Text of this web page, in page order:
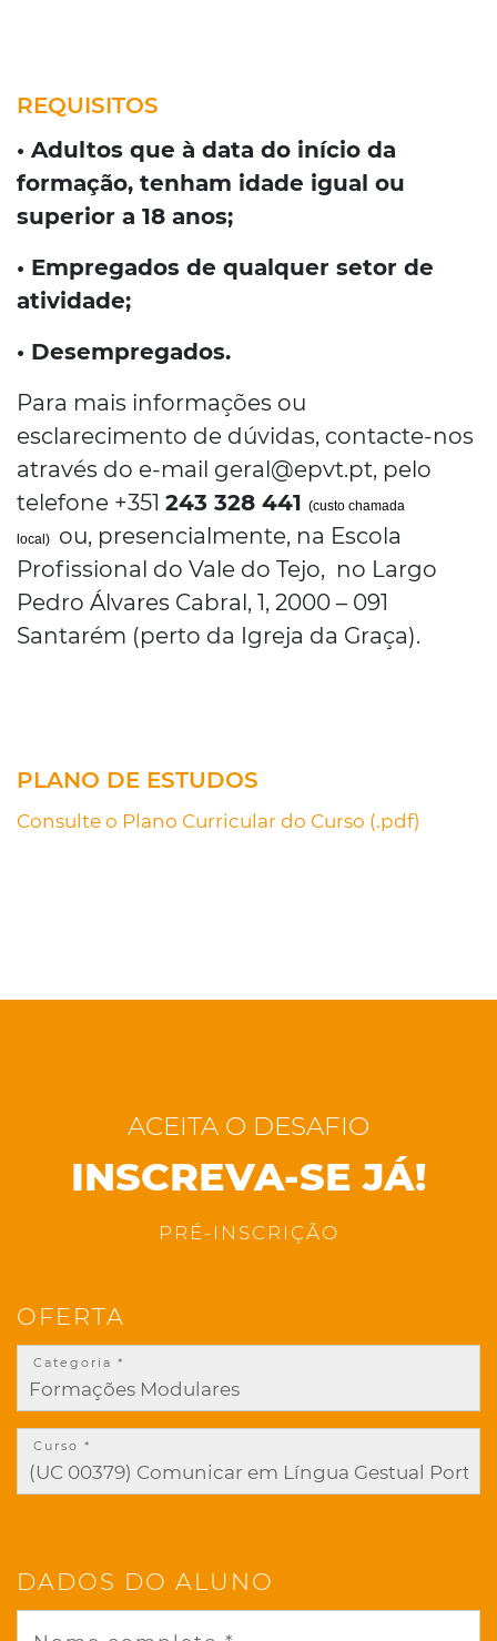
REQUISITOS
• Adultos que à data do início da
formação, tenham idade igual ou
superior a 18 anos;
• Empregados de qualquer setor de
atividade;
• Desempregados.
Para mais informações ou
esclarecimento de dúvidas, contacte-nos
através do e-mail geral@epvt.pt, pelo
telefone +351 243 328 441 (custo chamada
local)
ou, presencialmente, na Escola
Profissional do Vale do Tejo, no Largo
Pedro Álvares Cabral, 1, 2000 – 091
Santarém (perto da Igreja da Graça).
PLANO DE ESTUDOS
Consulte o Plano Curricular do Curso (.pdf)
ACEITA O DESAFIO
INSCREVA-SE JÁ!
PRÉ-INSCRIÇÃO
OFERTA
Categoria *
Curso *
DADOS DO ALUNO